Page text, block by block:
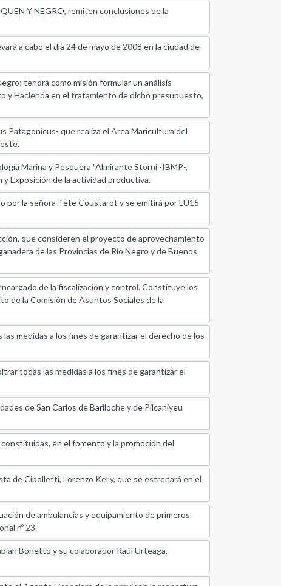
Y NEGRO, remiten conclusiones de la
a cabo el día 24 de mayo de 2008 en la ciudad de
tendrá como misión formular un análisis
y Hacienda en el tratamiento de dicho presupuesto,
Patagonicus- que realiza el Area Maricultura del
Marina y Pesquera "Almirante Storni -IBMP-,
Exposición de la actividad productiva.
por la señora Tete Coustarot y se emitirá por LU15
que consideren el proyecto de aprovechamiento
de las Provincias de Río Negro y de Buenos
de la fiscalización y control. Constituye los
de la Comisión de Asuntos Sociales de la
medidas a los fines de garantizar el derecho de los
todas las medidas a los fines de garantizar el
de San Carlos de Bariloche y de Pilcaniyeu
en el fomento y la promoción del
de Cipolletti, Lorenzo Kelly, que se estrenará en el
de ambulancias y equipamiento de primeros
nº 23.
Bonetto y su colaborador Raúl Urteaga,